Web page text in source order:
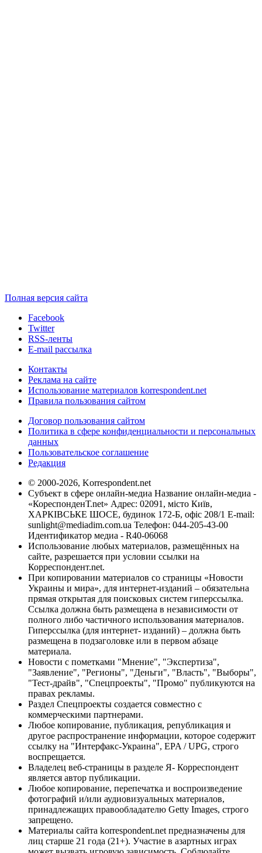
Полная версия сайта
Facebook
Twitter
RSS-ленты
E-mail рассылка
Контакты
Реклама на сайте
Использование материалов korrespondent.net
Правила пользования сайтом
Договор пользования сайтом
Политика в сфере конфиденциальности и персональных
данных
Пользовательское соглашение
Редакция
© 2000-2026, Korrespondent.net
Субъект в сфере онлайн-медиа Название онлайн-медиа -
«КореспонденТ.net» Адрес: 02091, місто Київ,
ХАРКІВСЬКЕ ШОСЕ, будинок 172-Б, офіс 208/1 E-mail:
sunlight@mediadim.com.ua Телефон: 044-205-43-00
Идентификатор медиа - R40-06068
Использование любых материалов, размещённых на
сайте, разрешается при условии ссылки на
Корреспондент.net.
При копировании материалов со страницы «Новости
Украины и мира», для интернет-изданий – обязательна
прямая открытая для поисковых систем гиперссылка.
Ссылка должна быть размещена в независимости от
полного либо частичного использования материалов.
Гиперссылка (для интернет- изданий) – должна быть
размещена в подзаголовке или в первом абзаце
материала.
Новости с пометками "Мнение", "Экспертиза",
"Заявление", "Регионы", "Деньги", "Власть", "Выборы",
"Тест-драйв", "Спецпроекты", "Промо" публикуются на
правах рекламы.
Раздел Спецпроекты создается совместно с
коммерческими партнерами.
Любое копирование, публикация, републикация и
другое распространение информации, которое содержит
ссылку на "Интерфакс-Украина", EPA / UPG, строго
воспрещается.
Владелец веб-страницы в разделе Я- Корреспондент
является автор публикации.
Любое копирование, перепечатка и воспроизведение
фотографий и/или аудиовизуальных материалов,
принадлежащих правообладателю Getty Images, строго
запрещено.
Материалы сайта korrespondent.net предназначены для
лиц старше 21 года (21+). Участие в азартных играх